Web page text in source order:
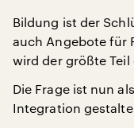
Bildung ist der
auch Angebote für
wird der größte Teil
Die Frage ist nun
Integration